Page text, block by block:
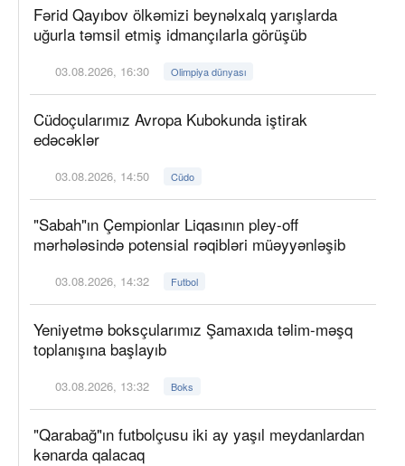
Fərid Qayıbov ölkəmizi beynəlxalq yarışlarda
uğurla təmsil etmiş idmançılarla görüşüb
03.08.2026, 16:30 Olimpiya dünyası
Cüdoçularımız Avropa Kubokunda iştirak
edəcəklər
03.08.2026, 14:50 Cüdo
"Sabah"ın Çempionlar Liqasının pley-off
mərhələsində potensial rəqibləri müəyyənləşib
03.08.2026, 14:32 Futbol
Yeniyetmə boksçularımız Şamaxıda təlim-məşq
toplanışına başlayıb
03.08.2026, 13:32 Boks
"Qarabağ"ın futbolçusu iki ay yaşıl meydanlardan
kənarda qalacaq